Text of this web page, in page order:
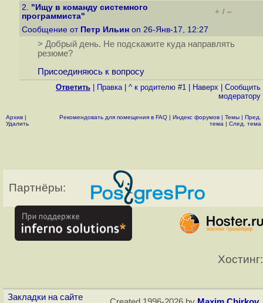
2. "Ищу в команду системного
программиста"
+ / –
Сообщение от Петр Ильин on 26-Янв-17, 12:27
> Добрый день. Не подскажите куда направлять
резюме?
Присоединяюсь к вопросу
Ответить Правка| ^ к родителю #1 Наверх
Cообщить
модератору
Архив |
Удалить
Рекомендовать для помещения в FAQ | Индекс форумов | Темы | Пред.
тема | След. тема
Партнёры:
Хостинг:
Закладки на сайте